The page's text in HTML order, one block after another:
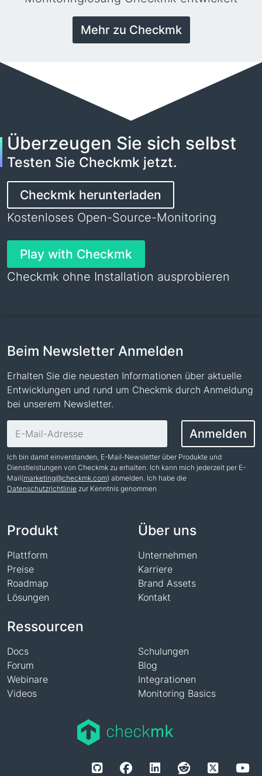
Mehr zu Checkmk
Überzeugen Sie sich selbst
Testen Sie Checkmk jetzt.
Checkmk herunterladen
Kostenloses Open-Source-Monitoring
Play with Checkmk
Checkmk ohne Installation ausprobieren
Beim Newsletter Anmelden
Erhalten Sie die neuesten Informationen über aktuelle
Entwicklungen und rund um Checkmk durch Anmeldung
bei unserem Newsletter.
Anmelden
Ich bin damit einverstanden, E-Mail-Newsletter über Produkte und
Dienstleistungen von Checkmk zu erhalten. Ich kann mich jederzeit per E-
Mail(marketing@checkmk.com) abmelden. Ich habe die
Datenschutzrichtlinie zur Kenntnis genommen
Produkt
Plattform
Preise
Roadmap
Lösungen
Ressourcen
Docs
Forum
Webinare
Videos
Schulungen
Blog
Integrationen
Monitoring Basics
Über uns
Unternehmen
Karriere
Brand Assets
Kontakt